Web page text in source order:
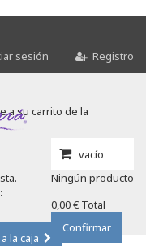
sesión Registro
vacío
Ningún producto
0,00 € Total
Confirmar
a su carrito de la
la caja